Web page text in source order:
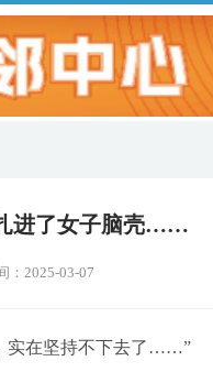
进了女子脑壳……
：2025-03-07
实在坚持不下去了……”